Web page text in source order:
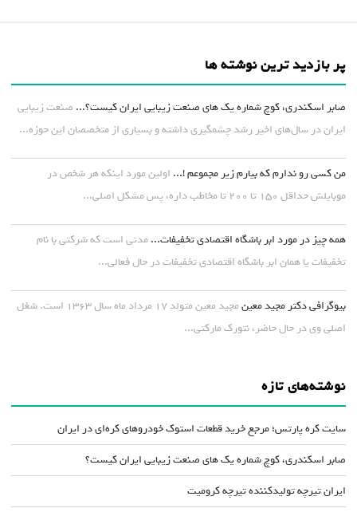
پر بازدید ترین نوشته ها
صابر اسکندری، کوچ شماره یک های صنعت زیبایی ایران کیست؟... صنعت زیبایی
ایران در سال‌های اخیر رشد چشمگیری داشته و بسیاری از متخصصان این حوزه...
من کسی رو ندارم که بیارم زیر مجموعم !... اولین مورد اینکه هر شخص در
موبایلش حداقل ۱۵۰ تا ۲۰۰ تا مخاطب داره، پس مشکل اصلی...
همه چیز در مورد ابر باشگاه اقتصادی تخفیفات... مدتی است که شرکتی با نام
تخفیفات یا همان ابر باشگاه اقتصادی تخفیفات در حال فعالی...
بیوگرافی دکتر مجید معین
مجید معین متولد ۱۷ مرداد ماه سال ۱۳۶۳ است. شغل
اصلی وی در حال حاضر، نتورک مارکتی...
نوشته‌های تازه
سایت کره پارتس؛ مرجع خرید قطعات استوک خودروهای کره‌ای در ایران
صابر اسکندری، کوچ شماره یک های صنعت زیبایی ایران کیست؟
ایران تیرچه تولیدکننده تیرچه کرومیت